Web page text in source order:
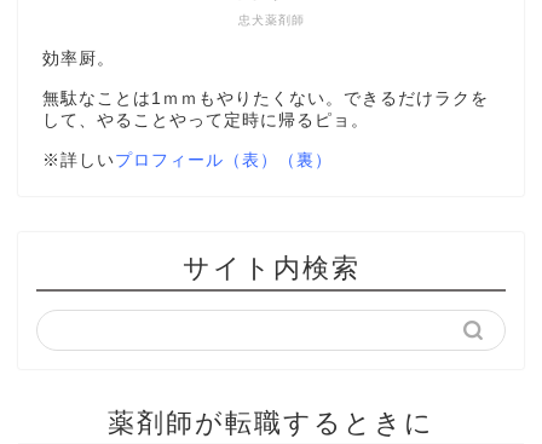
忠犬薬剤師
効率厨。
無駄なことは1ｍｍもやりたくない。できるだけラクを
して、やることやって定時に帰るピョ。
※詳しいプロフィール（表） （裏）
サイト内検索
薬剤師が転職するときに